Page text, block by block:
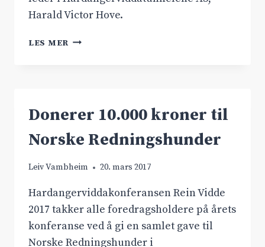
Harald Victor Hove.
LES MER REGJERINGEN
Donerer 10.000 kroner til
Norske Redningshunder
Leiv Vambheim 20. mars 2017
Hardangerviddakonferansen Rein Vidde
2017 takker alle foredragsholdere på årets
konferanse ved å gi en samlet gave til
Norske Redningshunder i